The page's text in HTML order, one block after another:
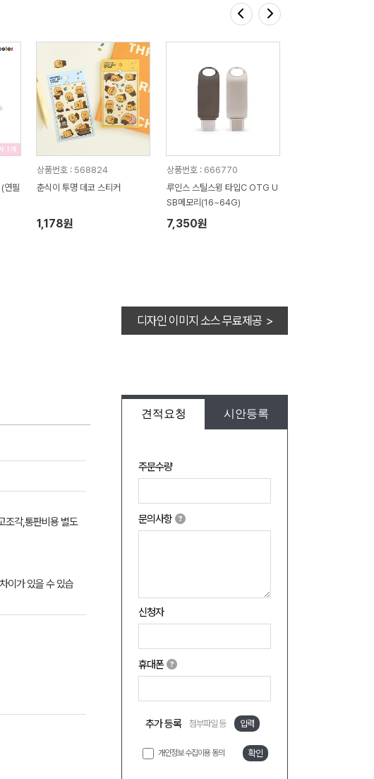
연필
상품번호 : 568824
춘식이 투명 데코 스티커
1,178원
상품번호 : 666770
루인스 스틸스윙 타입C OTG U
SB메모리(16~64G)
7,350원
디자인 이미지 소스 무료제공 >
견적요청 시안등록
주문수량
문의사항
신청자
휴대폰
추가 등록 첨부파일 등 입력
개인정보 수집이용 동의 확인
조각,통판비용 별도
이가 있을 수 있습